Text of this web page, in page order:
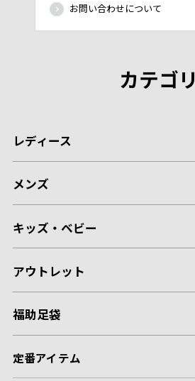
お問い合わせについて
カテゴリ
レディース
メンズ
キッズ・ベビー
アウトレット
福助足袋
定番アイテム